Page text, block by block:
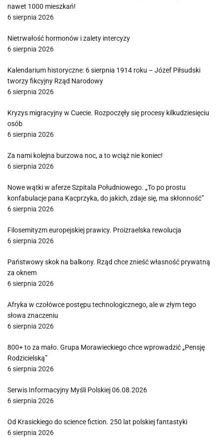
nawet 1000 mieszkań!
6 sierpnia 2026
Nietrwałość hormonów i zalety intercyzy
6 sierpnia 2026
Kalendarium historyczne: 6 sierpnia 1914 roku – Józef Piłsudski
tworzy fikcyjny Rząd Narodowy
6 sierpnia 2026
Kryzys migracyjny w Cuecie. Rozpoczęły się procesy kilkudziesięciu
osób
6 sierpnia 2026
Za nami kolejna burzowa noc, a to wciąż nie koniec!
6 sierpnia 2026
Nowe wątki w aferze Szpitala Południowego. „To po prostu
konfabulacje pana Kacprzyka, do jakich, zdaje się, ma skłonność”
6 sierpnia 2026
Filosemityzm europejskiej prawicy. Proizraelska rewolucja
6 sierpnia 2026
Państwowy skok na balkony. Rząd chce znieść własność prywatną
za oknem
6 sierpnia 2026
Afryka w czołówce postępu technologicznego, ale w złym tego
słowa znaczeniu
6 sierpnia 2026
800+ to za mało. Grupa Morawieckiego chce wprowadzić „Pensję
Rodzicielską”
6 sierpnia 2026
Serwis Informacyjny Myśli Polskiej 06.08.2026
6 sierpnia 2026
Od Krasickiego do science fiction. 250 lat polskiej fantastyki
6 sierpnia 2026